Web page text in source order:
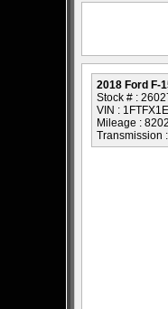
2018 Ford F-
Stock # :
VIN :
Mileage :
Transmission